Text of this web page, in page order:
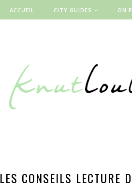
ACCUEIL CITY GUIDES ON
LES CONSEILS LECTURE